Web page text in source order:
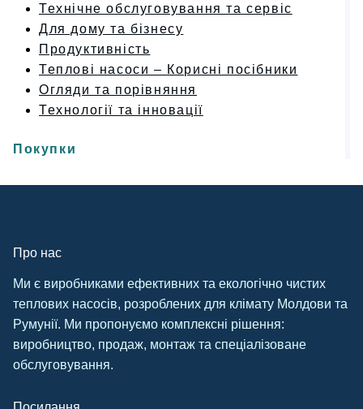
Технічне обслуговування та сервіс
Для дому та бізнесу
Продуктивність
Теплові насоси – Корисні посібники
Огляди та порівняння
Технології та інновації
Покупки
Про нас
Ми є виробниками ефективних та екологічно чистих
теплових насосів, розроблених для клімату Молдови та
Румунії. Ми пропонуємо комплексні рішення:
виробництво, продаж, монтаж та спеціалізоване
обслуговування.